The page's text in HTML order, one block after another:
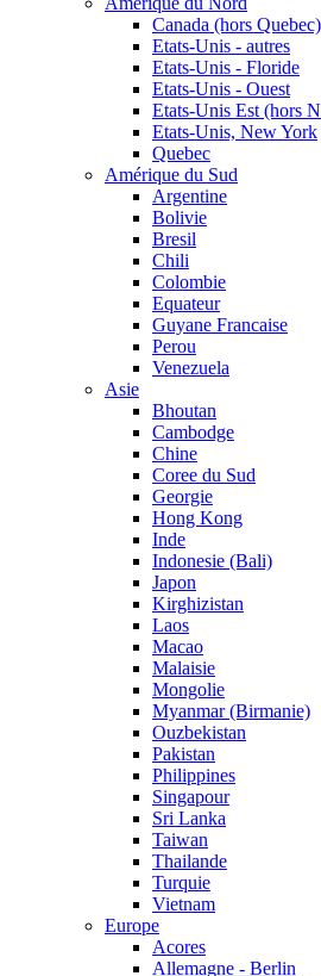
Canada (hors Quebec)
Etats-Unis - autres
Etats-Unis - Floride
Etats-Unis - Ouest
Etats-Unis Est (hors
Etats-Unis, New York
Quebec
Amérique du Sud
Argentine
Bolivie
Bresil
Chili
Colombie
Equateur
Guyane Francaise
Perou
Venezuela
Asie
Bhoutan
Cambodge
Chine
Coree du Sud
Georgie
Hong Kong
Inde
Indonesie (Bali)
Japon
Kirghizistan
Laos
Macao
Malaisie
Mongolie
Myanmar (Birmanie)
Ouzbekistan
Pakistan
Philippines
Singapour
Sri Lanka
Taiwan
Thailande
Turquie
Vietnam
Europe
Acores
Allemagne - Berlin